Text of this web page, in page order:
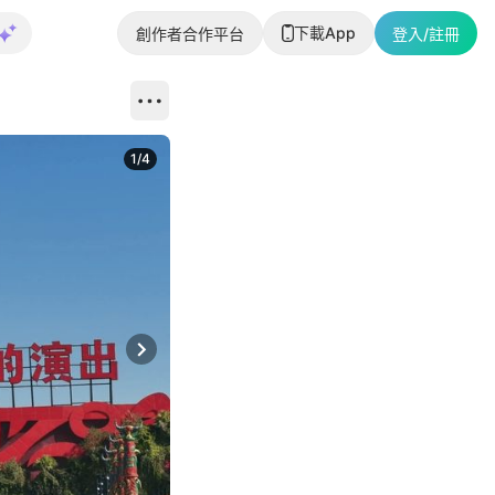
創作者合作平台 下載App 登入/註冊
Next slide
1/4